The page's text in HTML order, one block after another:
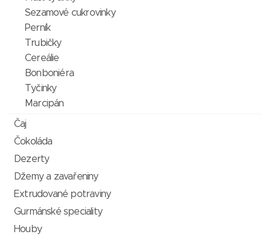
Sezamové cukrovinky
Perník
Trubičky
Cereálie
Bonboniéra
Tyčinky
Marcipán
Čaj
Čokoláda
Dezerty
Džemy a zavařeniny
Extrudované potraviny
Gurmánské speciality
Houby